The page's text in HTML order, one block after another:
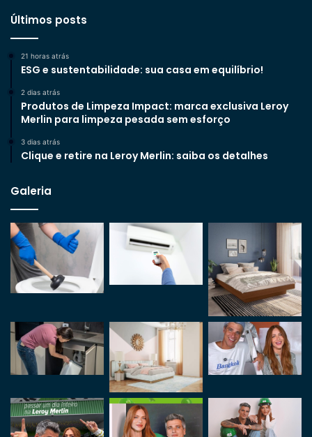
Últimos posts
21 horas atrás
ESG e sustentabilidade: sua casa em equilíbrio!
2 dias atrás
Produtos de Limpeza Impact: marca exclusiva Leroy
Merlin para limpeza pesada sem esforço
3 dias atrás
Clique e retire na Leroy Merlin: saiba os detalhes
Galeria